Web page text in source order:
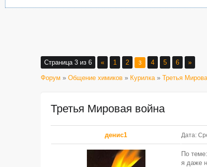
Страница 3 из 6 « 1 2 3 4 5 6 »
Форум » Общение химиков » Курилка » Третья
Третья Мировая война
денис1 Дата:
По теме:
я даже